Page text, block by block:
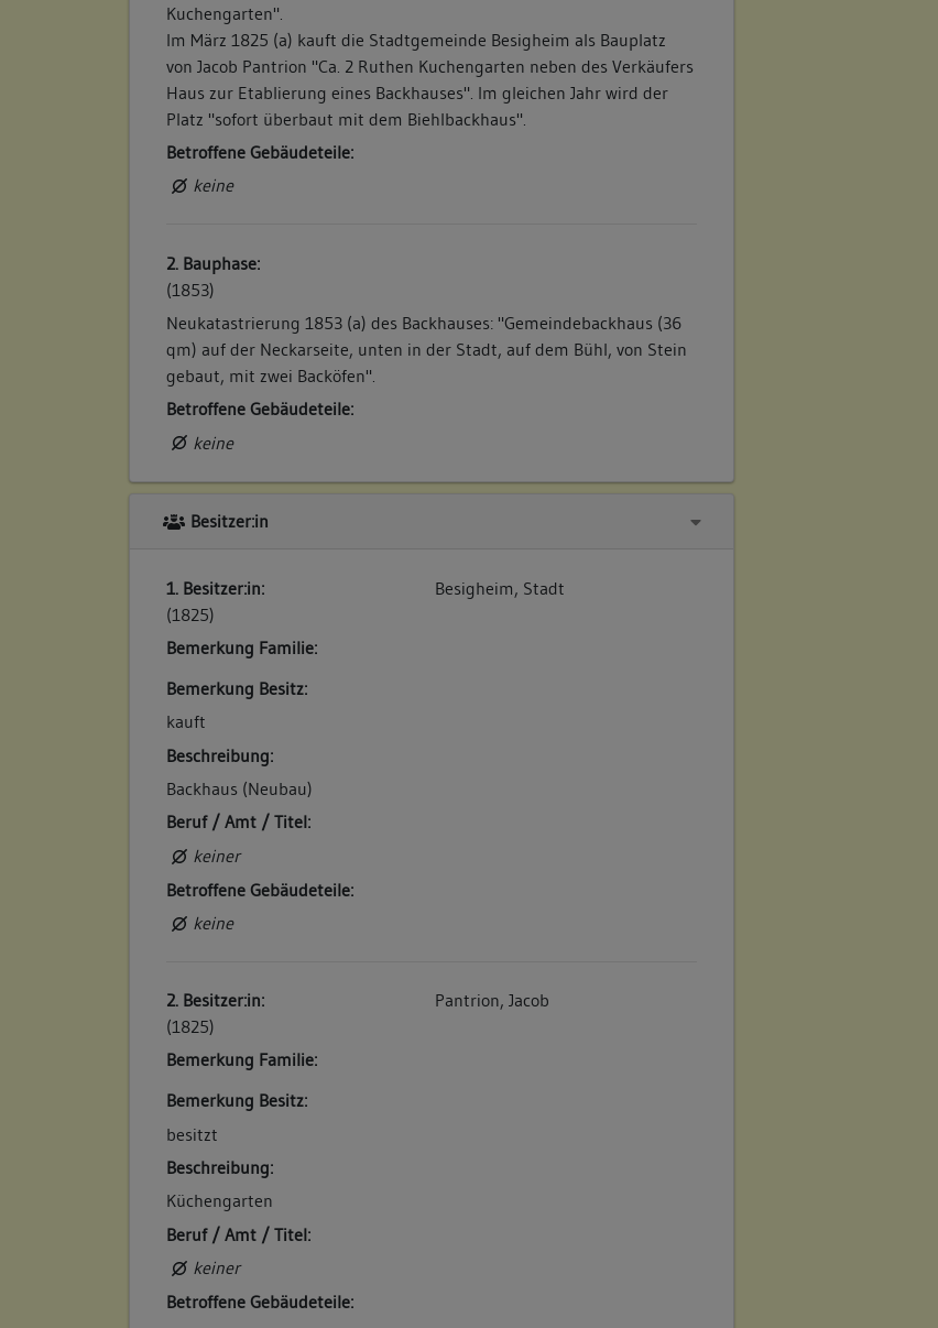
Kuchengarten".
Im März 1825 (a) kauft die Stadtgemeinde Besigheim als Bauplatz
von Jacob Pantrion "Ca. 2 Ruthen Kuchengarten neben des Verkäufers
Haus zur Etablierung eines Backhauses". Im gleichen Jahr wird der
Platz "sofort überbaut mit dem Biehlbackhaus".
Betroffene Gebäudeteile:
keine
2. Bauphase:
(1853)
Neukatastrierung 1853 (a) des Backhauses: "Gemeindebackhaus (36
qm) auf der Neckarseite, unten in der Stadt, auf dem Bühl, von Stein
gebaut, mit zwei Backöfen".
Betroffene Gebäudeteile:
keine
Besitzer:in
1. Besitzer:in:
(1825)
Besigheim, Stadt
Bemerkung Familie:
Bemerkung Besitz:
kauft
Beschreibung:
Backhaus (Neubau)
Beruf / Amt / Titel:
keiner
Betroffene Gebäudeteile:
keine
2. Besitzer:in:
(1825)
Pantrion, Jacob
Bemerkung Familie:
Bemerkung Besitz:
besitzt
Beschreibung:
Küchengarten
Beruf / Amt / Titel:
keiner
Betroffene Gebäudeteile: